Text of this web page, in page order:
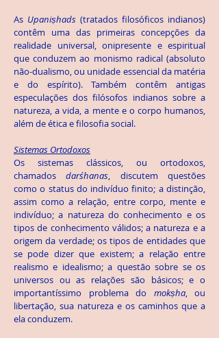
As Upaniṣhads (tratados filosóficos indianos)
contêm uma das primeiras concepções da
realidade universal, onipresente e espiritual
que conduzem ao monismo radical (absoluto
não-dualismo, ou unidade essencial da matéria
e do espírito). Também contêm antigas
especulações dos filósofos indianos sobre a
natureza, a vida, a mente e o corpo humanos,
além de ética e filosofia social.
Sistemas Ortodoxos
Os sistemas clássicos, ou ortodoxos,
chamadosdarśhanas, discutem questões
como o status do indivíduo finito; a distinção,
assim como a relação, entre corpo, mente e
indivíduo; a natureza do conhecimento e os
tipos de conhecimento válidos; a natureza e a
origem da verdade; os tipos de entidades que
se pode dizer que existem; a relação entre
realismo e idealismo; a questão sobre se os
universos ou as relações são básicos; e o
importantíssimo problema do mokṣha, ou
libertação, sua natureza e os caminhos que a
ela conduzem.